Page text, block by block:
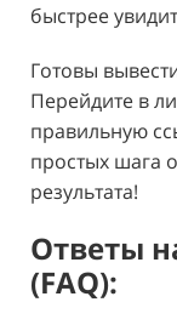
быстрее
Готовы
Перейдите в
правильную
простых шага
результата!
Ответы
(FAQ):